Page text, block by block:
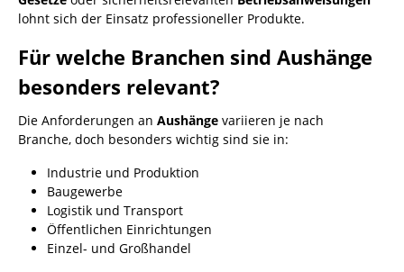
lohnt sich der Einsatz professioneller Produkte.
Für welche Branchen sind Aushänge
besonders relevant?
Die Anforderungen an Aushänge variieren je nach
Branche, doch besonders wichtig sind sie in:
Industrie und Produktion
Baugewerbe
Logistik und Transport
Öffentlichen Einrichtungen
Einzel- und Großhandel